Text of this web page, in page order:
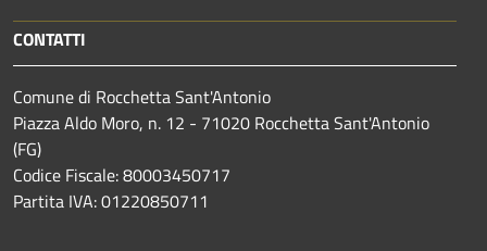
CONTATTI
Comune di Rocchetta Sant'Antonio
Piazza Aldo Moro, n. 12 - 71020 Rocchetta Sant'Antonio
(FG)
Codice Fiscale: 80003450717
Partita IVA: 01220850711